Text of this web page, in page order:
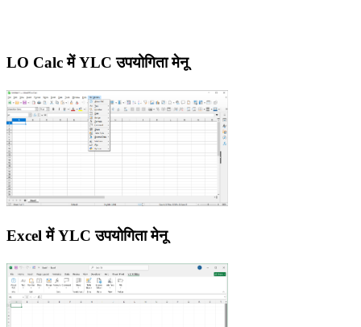
LO Calc में YLC उपयोगिता मेनू
Excel में YLC उपयोगिता मेनू